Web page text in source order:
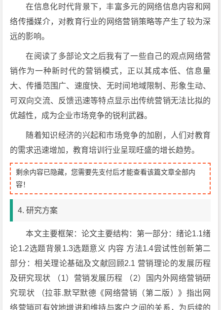
在信息化时代背景下，丰富多元的网络信息内容和网
络传播媒介，对教育行业的网络营销策略等产生了较为深
远的影响。
在阅读了多部论文之后我有了一些自己的观点网络营
销作为一种新时代的营销模式，正以其成本低、信息量
大、传播范围广、速度快、无时间地域限制、形象生动、
可双向交流、反馈迅速等特点显示出传统营销无法比拟的
优越性，成为企业市场竞争的锐利武器。
随着知识经济的兴起和市场竞争的加剧，人们对教育
的需求迅速增加，教育培训行业呈现旺盛的增长趋势。
剩余内容已隐藏，您需要先支付后才能查看该篇文章全部内
容！
4. 研究方案
本文主要框架：论文主要结构：第一部分：绪论1.1绪
论1.2选题背景1.3选题意义 内容 方法1.4尝试性创新第二
部分：相关理论基础及文献回顾2.1 营销理论的发展历程
及研究现状 （1）营销发展历程 （2）国内外网络营销研
究现状 （拉菲.默罕默德《网络营销（第二版）》指出网
络营销可有效地增进和维持与客户之间的关系，为后续的